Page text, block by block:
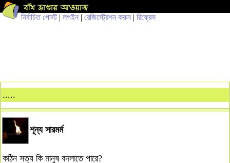
নির্বাচিত পোস্ট| লগইন | রেজিস্ট্রেশন করুন | রিফ্রেস
.....
শূন্য সারমর্ম
কঠিন সত্য কি মানুষ বদলাতে পারে?